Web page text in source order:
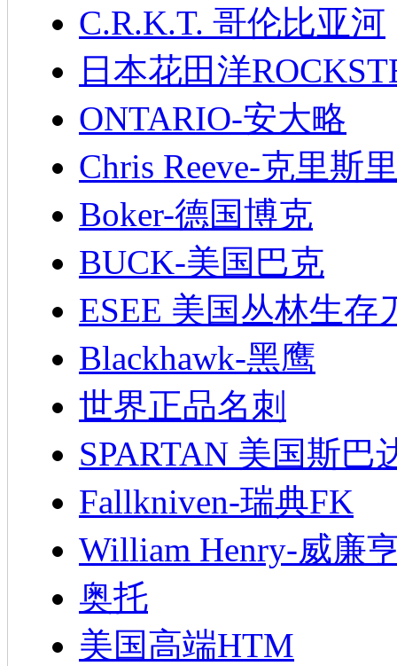
C.R.K.T. 哥伦比亚河
日本花田洋
ONTARIO-安大略
Chris Reeve-克里斯
Boker-德国博克
BUCK-美国巴克
ESEE 美国丛林生存
Blackhawk-黑鹰
世界正品名刺
SPARTAN 美国斯巴
Fallkniven-瑞典FK
William Henry-威廉
奥托
美国高端HTM